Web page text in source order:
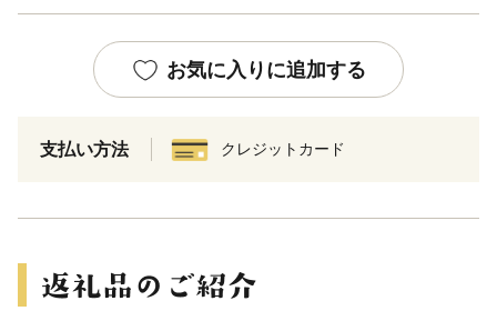
お気に入りに追加する
支払い方法 クレジットカード